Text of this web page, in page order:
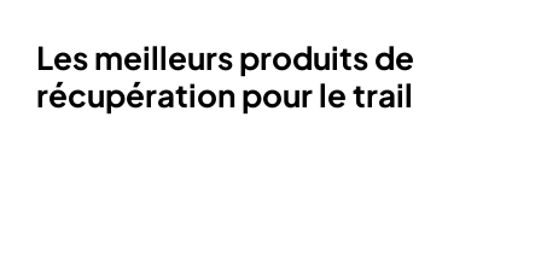
Les meilleurs produits de
récupération pour le trail